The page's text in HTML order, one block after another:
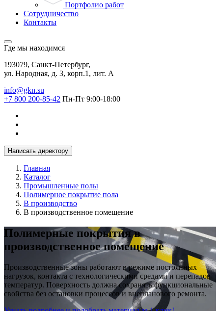
Портфолио работ
Сотрудничество
Контакты
Где мы находимся
193079, Санкт-Петербург,
ул. Народная, д. 3, корп.1, лит. А
info@gkn.su
+7 800 200-85-42 Пн-Пт 9:00-18:00
Написать директору
Главная
Каталог
Промышленные полы
Полимерное покрытие пола
В производство
В производственное помещение
Полимерные покрытия в
производственное помещение
Производственные зоны работают в режиме постоянных
нагрузок, контакта с технологическими средами и перепадов
температур. Поверхность должна сохранять функциональные
свойства без остановки процессов и внепланового ремонта.